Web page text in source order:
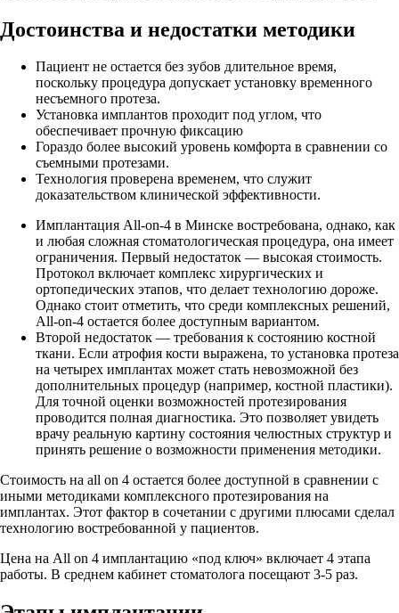
Достоинства и недостатки методики
Пациент не остается без зубов длительное время,
поскольку процедура допускает установку временного
несъемного протеза.
Установка имплантов проходит под углом, что
обеспечивает прочную фиксацию
Гораздо более высокий уровень комфорта в сравнении со
съемными протезами.
Технология проверена временем, что служит
доказательством клинической эффективности.
Имплантация All-on-4 в Минске востребована, однако, как
и любая сложная стоматологическая процедура, она имеет
ограничения. Первый недостаток — высокая стоимость.
Протокол включает комплекс хирургических и
ортопедических этапов, что делает технологию дороже.
Однако стоит отметить, что среди комплексных решений,
All-on-4 остается более доступным вариантом.
Второй недостаток — требования к состоянию костной
ткани. Если атрофия кости выражена, то установка протеза
на четырех имплантах может стать невозможной без
дополнительных процедур (например, костной пластики).
Для точной оценки возможностей протезирования
проводится полная диагностика. Это позволяет увидеть
врачу реальную картину состояния челюстных структур и
принять решение о возможности применения методики.
Стоимость на all on 4 остается более доступной в сравнении с
иными методиками комплексного протезирования на
имплантах. Этот фактор в сочетании с другими плюсами сделал
технологию востребованной у пациентов.
Цена на All on 4 имплантацию «под ключ» включает 4 этапа
работы. В среднем кабинет стоматолога посещают 3-5 раз.